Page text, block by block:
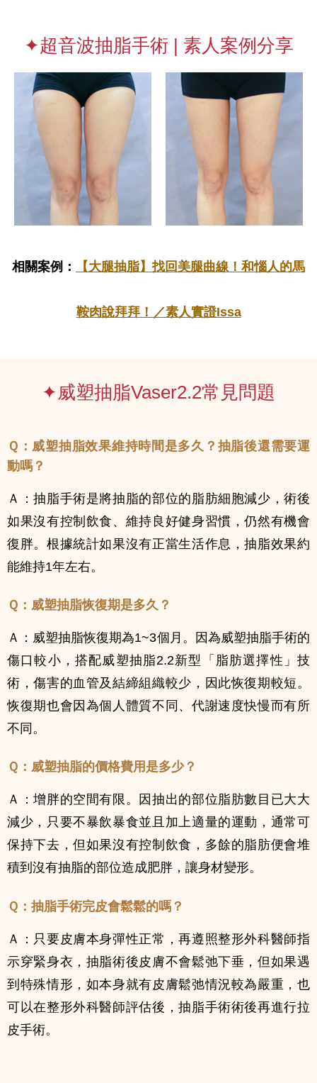
✦超音波抽脂手術 | 素人案例分享
相關案例： 【大腿抽脂】找回美腿曲線！和惱人的馬
鞍肉說拜拜！／素人實證Issa
✦威塑抽脂Vaser2.2常見問題
Ｑ： 威塑抽脂效果維持時間是多久？抽脂後還需要運
動嗎？
Ａ
：抽脂手術是將抽脂的部位的脂肪細胞減少，術後
如果沒有控制飲食、維持良好健身習慣，仍然有機會
復胖。根據統計如果沒有正當生活作息，抽脂效果約
能維持1年左右。
Ｑ： 威塑抽脂恢復期是多久？
Ａ：威塑抽脂恢復期為1~3個月。因為威塑抽脂手術的
傷口較小，搭配威塑抽脂2.2新型「脂肪選擇性」技
術，傷害的血管及結締組織較少，因此恢復期較短。
恢復期也會因為個人體質不同、代謝速度快慢而有所
不同。
Ｑ： 威塑抽脂的價格費用是多少？
Ａ：增胖的空間有限。因抽出的部位脂肪數目已大大
減少，只要不暴飲暴食並且加上適量的運動，通常可
保持下去，但如果沒有控制飲食，多餘的脂肪便會堆
積到沒有抽脂的部位造成肥胖，讓身材變形。
Ｑ： 抽脂手術完皮會鬆鬆的嗎？
Ａ
：只要皮膚本身彈性正常，再遵照整形外科醫師指
示穿緊身衣，抽脂術後皮膚不會鬆弛下垂，但如果遇
到特殊情形，如本身就有皮膚鬆弛情況較為嚴重，也
可以在整形外科醫師評估後，抽脂手術術後再進行拉
皮手術。